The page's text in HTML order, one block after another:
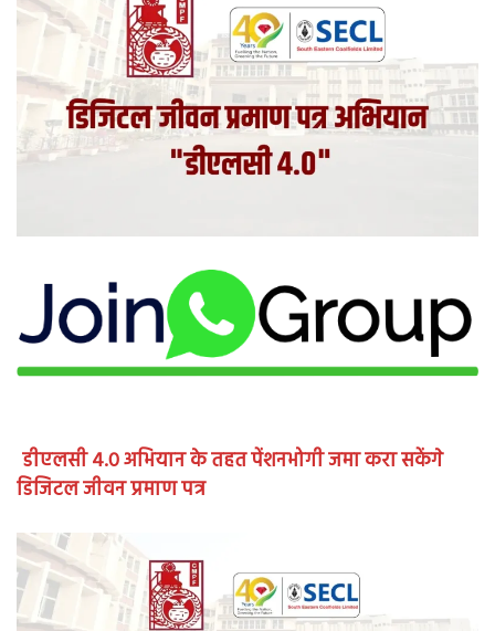
डीएलसी 4.0 अभियान के तहत पेंशनभोगी जमा करा सकेंगे
डिजिटल जीवन प्रमाण पत्र